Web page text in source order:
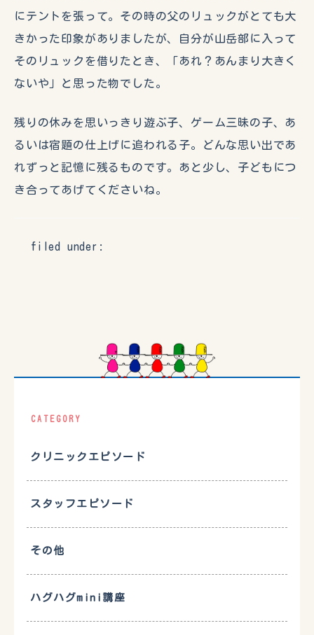
にテントを張って。その時の父のリュックがとても大
きかった印象がありましたが、自分が山岳部に入って
そのリュックを借りたとき、「あれ？あんまり大きく
ないや」と思った物でした。
残りの休みを思いっきり遊ぶ子、ゲーム三昧の子、あ
るいは宿題の仕上げに追われる子。どんな思い出であ
れずっと記憶に残るものです。あと少し、子どもにつ
き合ってあげてくださいね。
filed under:
CATEGORY
クリニックエピソード
スタッフエピソード
その他
ハグハグmini講座